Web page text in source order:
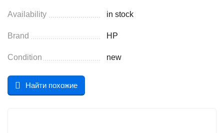
Availability in stock
Brand HP
Condition new
Найти похожие